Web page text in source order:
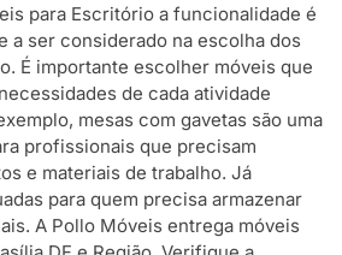
para Escritório a funcionalidade é
a ser considerado na escolha dos
É importante escolher móveis que
de cada atividade
mesas com gavetas são uma
profissionais que precisam
e materiais de trabalho. Já
para quem precisa armazenar
A Pollo Móveis entrega móveis